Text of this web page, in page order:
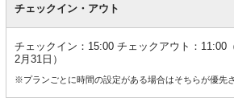
チェックイン・アウト
チェックイン：15:00 チェックアウト：11:00
2月31日）
※プランごとに時間の設定がある場合はそちらが優先さ